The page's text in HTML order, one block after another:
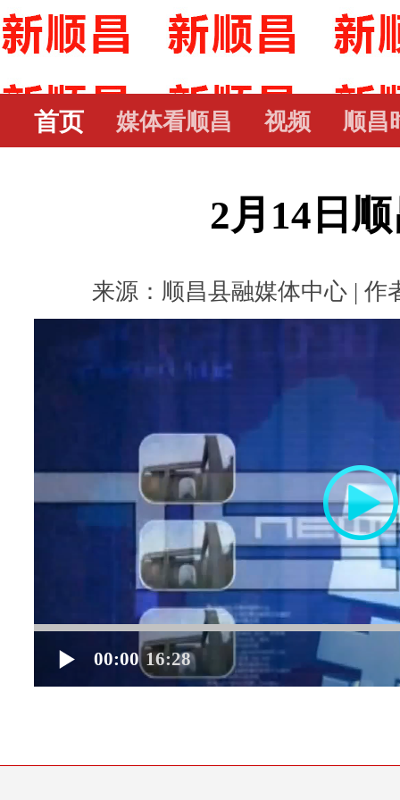
首页 媒体看顺昌 视频 顺昌
2月14日
来源：顺昌县融媒体中心 | 作
00:00 16:28